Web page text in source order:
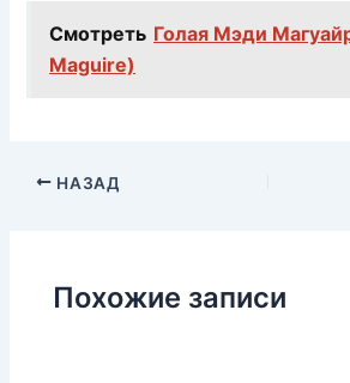
Смотреть Голая Мэди
Maguire)
НАЗАД
Похожие записи